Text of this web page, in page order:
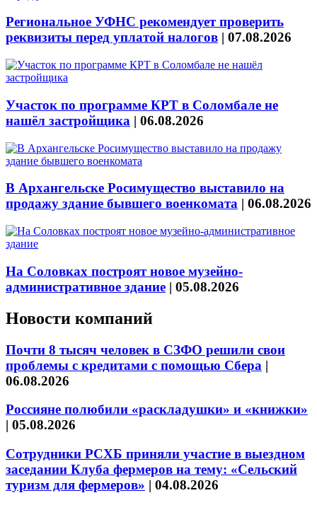
Региональное УФНС рекомендует проверить
реквизиты перед уплатой налогов | 07.08.2026
Участок по программе КРТ в Соломбале не
нашёл застройщика | 06.08.2026
В Архангельске Росимущество выставило на
продажу здание бывшего военкомата | 06.08.2026
На Соловках построят новое музейно-
административное здание | 05.08.2026
Новости компаний
Почти 8 тысяч человек в СЗФО решили свои
проблемы с кредитами с помощью Сбера |
06.08.2026
Россияне полюбили «раскладушки» и «книжки»
| 05.08.2026
Сотрудники РСХБ приняли участие в выездном
заседании Клуба фермеров на тему: «Сельский
туризм для фермеров» | 04.08.2026